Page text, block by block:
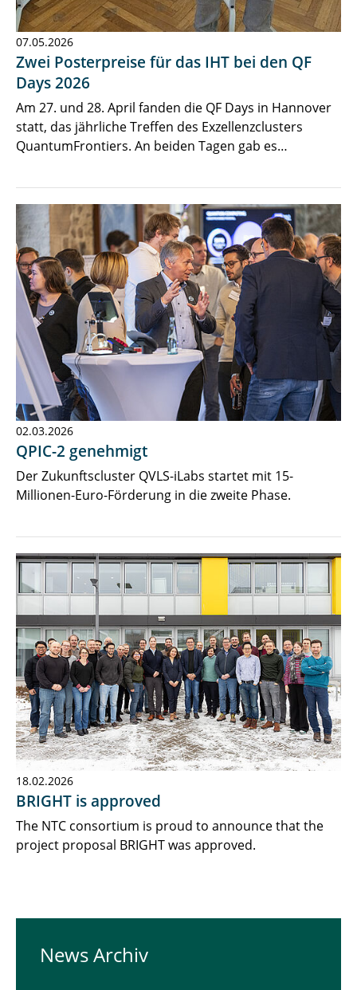
07.05.2026
Zwei Posterpreise für das IHT bei den QF
Days 2026
Am 27. und 28. April fanden die QF Days in Hannover
statt, das jährliche Treffen des Exzellenzclusters
QuantumFrontiers. An beiden Tagen gab es…
02.03.2026
QPIC-2 genehmigt
Der Zukunftscluster QVLS-iLabs startet mit 15-
Millionen-Euro-Förderung in die zweite Phase.
18.02.2026
BRIGHT is approved
The NTC consortium is proud to announce that the
project proposal BRIGHT was approved.
News Archiv